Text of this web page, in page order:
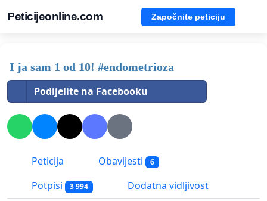
Peticijeonline.com Započnite peticiju
I ja sam 1 od 10! #endometrioza
Podijelite na Facebooku
Peticija Obavijesti 6
Potpisi 3 994 Dodatna vidljivost